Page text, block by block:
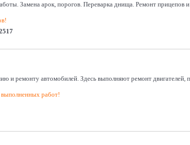
Замена арок, порогов. Переварка днища. Ремонт прицепов
и ремонту автомобилей. Здесь выполняют ремонт двигателей,
выполненных работ!